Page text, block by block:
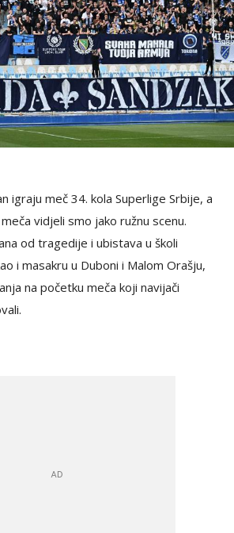
igraju meč 34. kola Superlige Srbije, a
vidjeli smo jako ružnu scenu.
od tragedije i ubistava u školi
i masakru u Duboni i Malom Orašju,
na početku meča koji navijači